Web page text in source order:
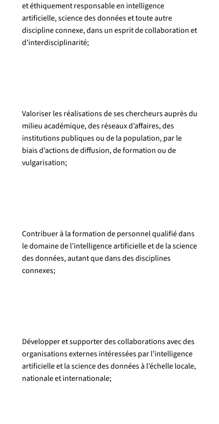
et éthiquement responsable en intelligence
artificielle, science des données et toute autre
discipline connexe, dans un esprit de collaboration et
d’interdisciplinarité;
Valoriser les réalisations de ses chercheurs auprès du
milieu académique, des réseaux d’affaires, des
institutions publiques ou de la population, par le
biais d’actions de diffusion, de formation ou de
vulgarisation;
Contribuer à la formation de personnel qualifié dans
le domaine de l’intelligence artificielle et de la science
des données, autant que dans des disciplines
connexes;
Développer et supporter des collaborations avec des
organisations externes intéressées par l’intelligence
artificielle et la science des données à l’échelle locale,
nationale et internationale;